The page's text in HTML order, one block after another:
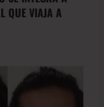
QUE VIAJA A